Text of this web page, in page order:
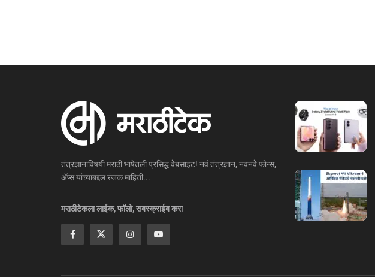
तंत्रज्ञानाविषयी मराठी भाषेतली प्रसिद्ध वेबसाइट! नवं तंत्रज्ञान, नवनवे फोन्स,
ॲप्स यांच्याबद्दल रंजक माहिती...
मराठीटेकला लाईक, फॉलो, सबस्क्राईब करा